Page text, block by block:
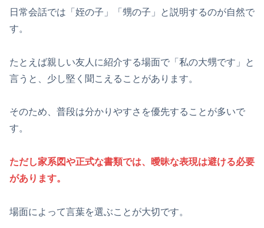
日常会話では「姪の子」「甥の子」と説明するのが自然で
す。
たとえば親しい友人に紹介する場面で「私の大甥です」と
言うと、少し堅く聞こえることがあります。
そのため、普段は分かりやすさを優先することが多いで
す。
ただし家系図や正式な書類では、曖昧な表現は避ける必要
があります。
場面によって言葉を選ぶことが大切です。